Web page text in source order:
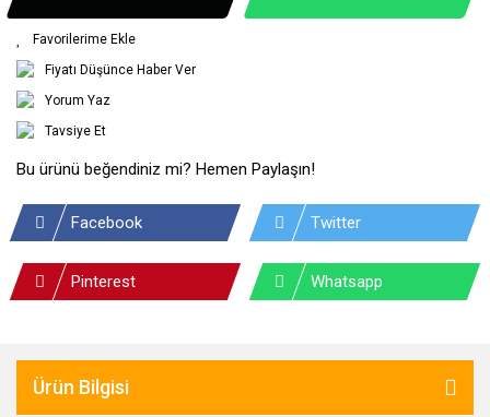
Fiyatı Düşünce Haber Ver
Yorum Yaz
Tavsiye Et
Bu ürünü beğendiniz mi? Hemen Paylaşın!
Facebook Twitter
Pinterest Whatsapp
Ürün Bilgisi